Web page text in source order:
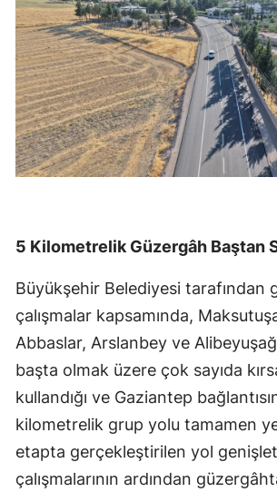
5 Kilometrelik Güzergâh Baştan
Büyükşehir Belediyesi tarafından
çalışmalar kapsamında,
Abbaslar, Arslanbey ve
başta olmak üzere çok sayıda
kullandığı ve Gaziantep
kilometrelik grup yolu tamamen
etapta gerçekleştirilen yol
çalışmalarının ardından